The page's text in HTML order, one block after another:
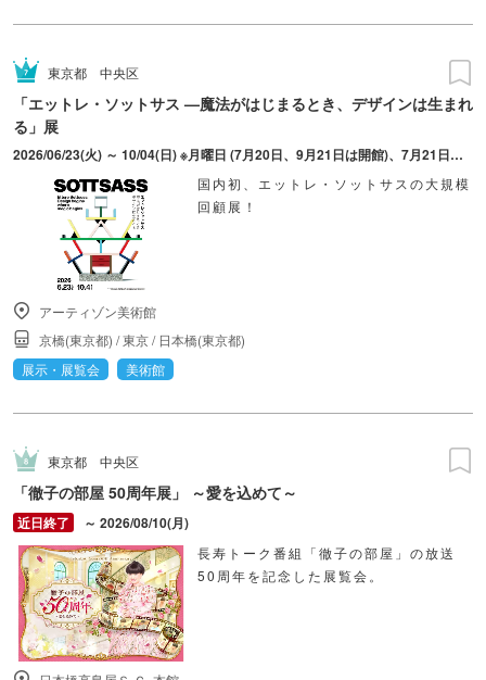
東京都 中央区
「エットレ・ソットサス —魔法がはじまるとき、デザインは生まれ
る」展
2026/06/23(火) ～ 10/04(日) ※月曜日 (7月20日、9月21日は開館)、7月21日、9月24日
国内初、エットレ・ソットサスの大規模
回顧展！
アーティゾン美術館
京橋(東京都) /東京/ 日本橋(東京都)
展示・展覧会
美術館
東京都 中央区
「徹子の部屋 50周年展」 ～愛を込めて～
～ 2026/08/10(月)
長寿トーク番組「徹子の部屋」の放送
50周年を記念した展覧会。